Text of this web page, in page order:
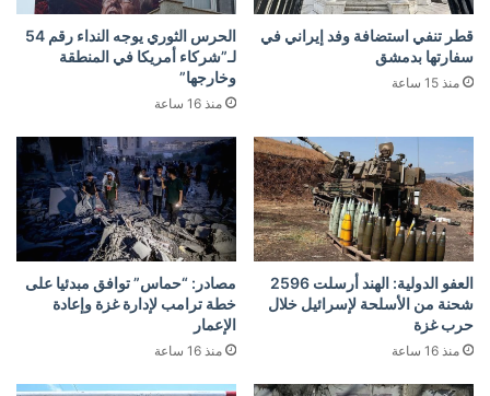
قطر تنفي استضافة وفد إيراني في
سفارتها بدمشق
منذ 15 ساعة
الحرس الثوري يوجه النداء رقم 54
لـ”شركاء أمريكا في المنطقة
وخارجها”
منذ 16 ساعة
العفو الدولية: الهند أرسلت 2596
شحنة من الأسلحة لإسرائيل خلال
حرب غزة
منذ 16 ساعة
مصادر: “حماس” توافق مبدئيا على
خطة ترامب لإدارة غزة وإعادة
الإعمار
منذ 16 ساعة